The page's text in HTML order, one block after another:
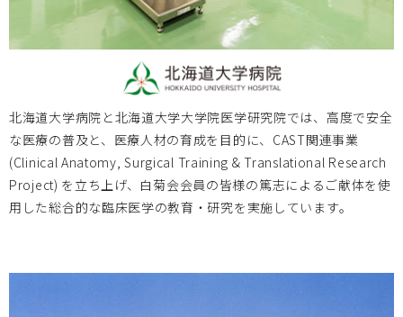
お知らせ 2022.12.02
新着情報を設置しました
北海道大学病院と北海道大学大学院医学研究院では、高度で安全
な医療の普及と、医療人材の育成を目的に、CAST関連事業
(Clinical Anatomy, Surgical Training & Translational Research
Project) を立ち上げ、白菊会会員の皆様の篤志によるご献体を使
用した総合的な臨床医学の教育・研究を実施しています。